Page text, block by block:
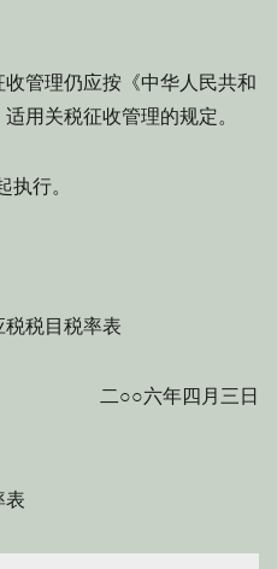
管理仍应按《中华人民共和
用关税征收管理的规定。
行。
税目税率表
二○○六年四月三日
表